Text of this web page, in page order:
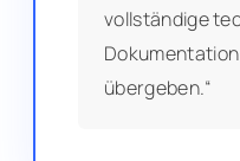
vollständige
übergeben.“